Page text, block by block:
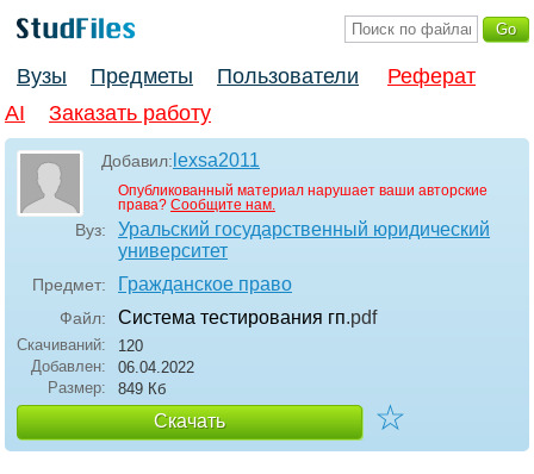
Вузы Предметы Пользователи
Реферат
AI
Заказать работу
Добавил: lexsa2011
Опубликованный материал нарушает ваши авторские
права? Сообщите нам.
Вуз:
Уральский государственный юридический
университет
Предмет: Гражданское право
Файл: Система тестирования гп.pdf
Скачиваний:
120
Добавлен:
06.04.2022
Размер:
849 Кб
Скачать ☆